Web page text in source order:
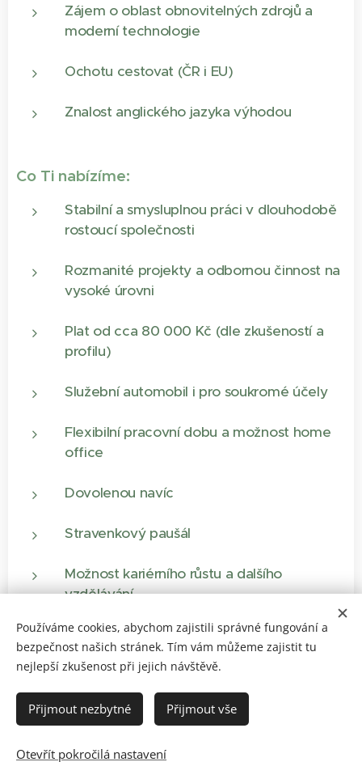
Zájem o oblast obnovitelných zdrojů a
moderní technologie
Ochotu cestovat (ČR i EU)
Znalost anglického jazyka výhodou
Co Ti nabízíme:
Stabilní a smysluplnou práci v dlouhodobě
rostoucí společnosti
Rozmanité projekty a odbornou činnost na
vysoké úrovni
Plat od cca 80 000 Kč (dle zkušeností a
profilu)
Služební automobil i pro soukromé účely
Flexibilní pracovní dobu a možnost home
office
Dovolenou navíc
Stravenkový paušál
Možnost kariérního růstu a dalšího
vzdělávání
Férový a individuální přístup
Používáme cookies, abychom zajistili správné fungování a
bezpečnost našich stránek. Tím vám můžeme zajistit tu
nejlepší zkušenost při jejich návštěvě.
Přijmout nezbytné Přijmout vše
Otevřít pokročilá nastavení